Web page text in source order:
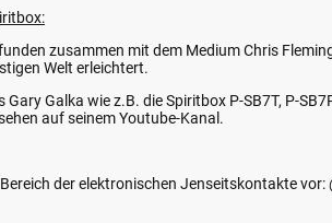
zusammen mit dem Medium Chris
Welt erleichtert.
Galka wie z.B. die Spiritbox P-SB7T, P-
auf seinem Youtube-Kanal.
der elektronischen Jenseitskontakte vor: